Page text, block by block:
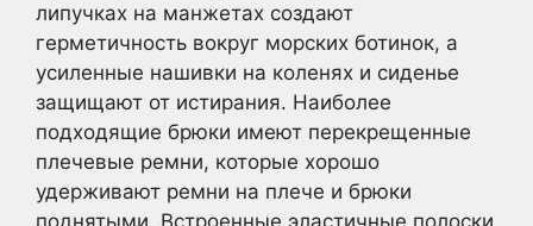
липучках на манжетах создают
герметичность вокруг морских ботинок, а
усиленные нашивки на коленях и сиденье
защищают от истирания. Наиболее
подходящие брюки имеют перекрещенные
плечевые ремни, которые хорошо
удерживают ремни на плече и брюки
поднятыми. Встроенные эластичные полоски